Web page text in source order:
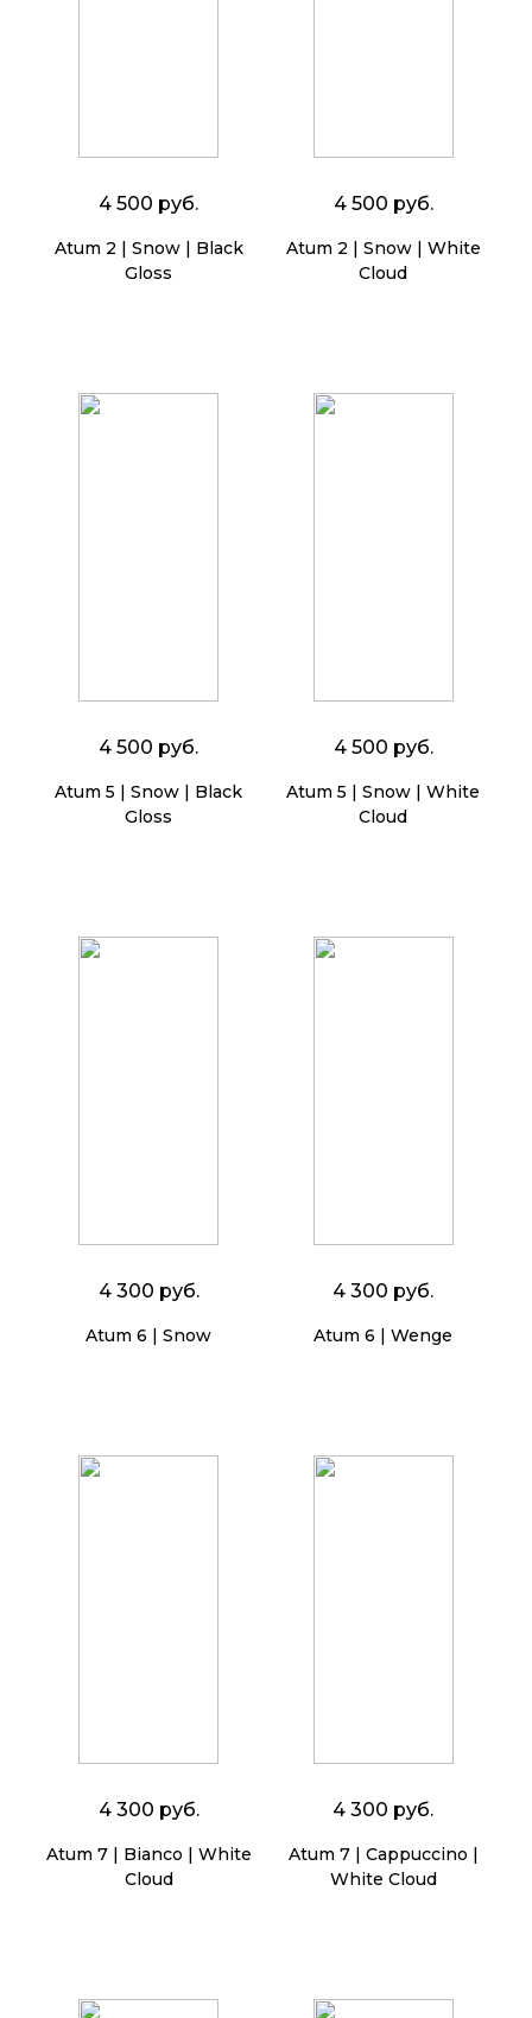
4 500 руб.
Atum 2 | Snow | Black
Gloss
4 500 руб.
Atum 2 | Snow | White
Cloud
4 500 руб.
Atum 5 | Snow | Black
Gloss
4 500 руб.
Atum 5 | Snow | White
Cloud
4 300 руб.
Atum 6 | Snow
4 300 руб.
Atum 6 | Wenge
4 300 руб.
Atum 7 | Bianco | White
Cloud
4 300 руб.
Atum 7 | Cappuccino |
White Cloud